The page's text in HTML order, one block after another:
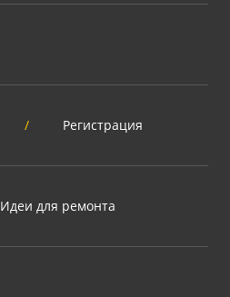
/ Регистрация
Идеи для ремонта